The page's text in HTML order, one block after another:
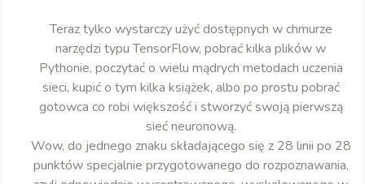
Teraz tylko wystarczy użyć dostępnych w chmurze
narzędzi typu TensorFlow, pobrać kilka plików w
Pythonie, poczytać o wielu mądrych metodach uczenia
sieci, kupić o tym kilka książek, albo po prostu pobrać
gotowca co robi większość i stworzyć swoją pierwszą
sieć neuronową.
Wow, do jednego znaku składającego się z 28 linii po 28
punktów specjalnie przygotowanego do rozpoznawania,